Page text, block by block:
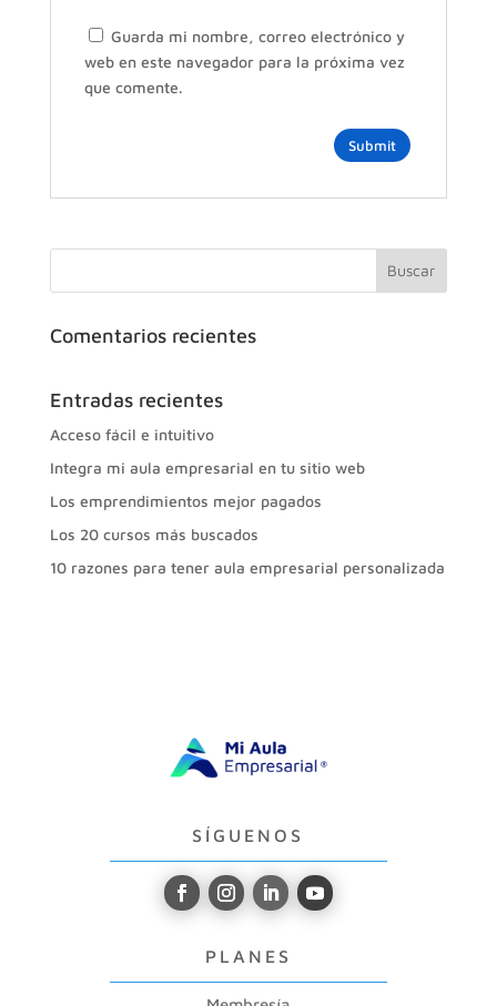
Guarda mi nombre, correo electrónico y
web en este navegador para la próxima vez
que comente.
Comentarios recientes
Entradas recientes
Acceso fácil e intuitivo
Integra mi aula empresarial en tu sitio web
Los emprendimientos mejor pagados
Los 20 cursos más buscados
10 razones para tener aula empresarial personalizada
SÍGUENOS
PLANES